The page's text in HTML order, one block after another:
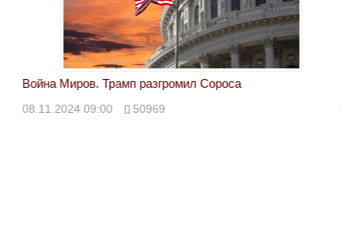
Война Миров. Трамп разгромил Сороса
08.11.2024 09:00 50969